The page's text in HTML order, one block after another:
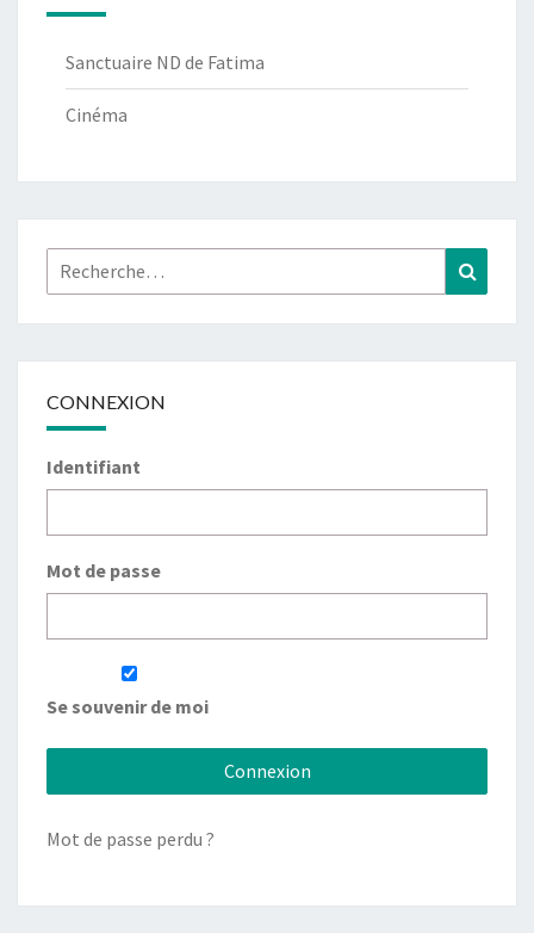
Sanctuaire ND de Fatima
Cinéma
Rechercher :
CONNEXION
Identifiant
Mot de passe
Se souvenir de moi
Mot de passe perdu ?